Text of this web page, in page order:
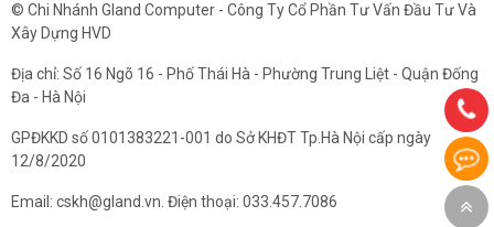
© Chi Nhánh Gland Computer - Công Ty Cổ Phần Tư Vấn Đầu Tư Và
Xây Dựng HVD
Địa chỉ: Số 16 Ngõ 16 - Phố Thái Hà - Phường Trung Liệt - Quận Đống
Đa - Hà Nội
GPĐKKD số 0101383221-001 do Sở KHĐT Tp.Hà Nội cấp ngày
12/8/2020
Email: cskh@gland.vn. Điện thoại: 033.457.7086